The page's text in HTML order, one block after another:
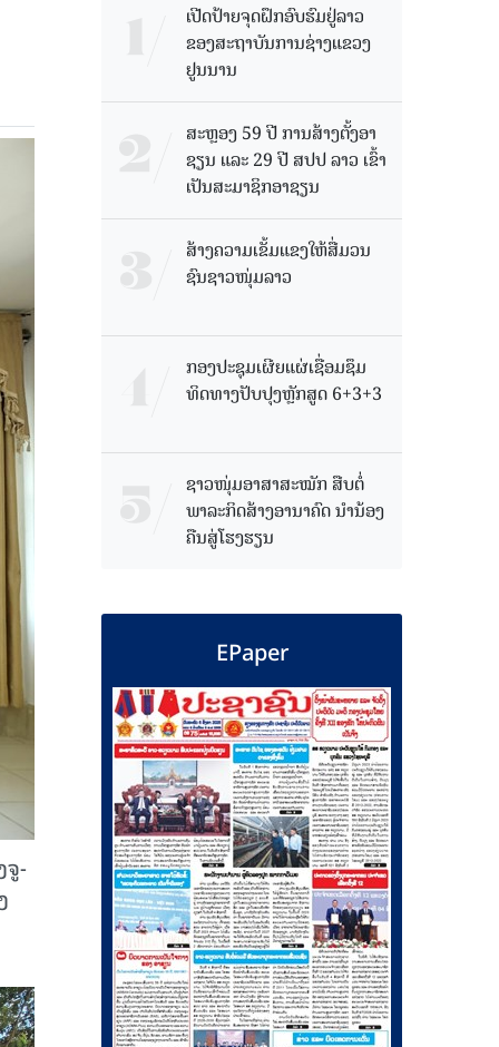
-
ເປີດປ້າຍຈຸດຝຶກອົບຮົມຢູ່ລາວ
ຂອງສະຖາບັນການຊ່າງແຂວງ
ຢູນນານ
ສະຫຼອງ 59 ປີ ການສ້າງຕັ້ງອາ
ຊຽນ ແລະ 29 ປີ ສປປ ລາວ ເຂົ້າ
ເປັນສະມາຊິກອາຊຽນ
ສ້າງຄວາມເຂັ້ມແຂງໃຫ້ສື່ມວນ
ຊົນຊາວໜຸ່ມລາວ
ກອງປະຊຸມເຜີຍແຜ່ເຊື່ອມຊຶມ
ທິດທາງປັບປຸງຫຼັກສູດ 6+3+3
ຊາວໜຸ່ມອາສາສະໝັກ ສືບຕໍ່
ພາລະກິດສ້າງອານາຄົດ ນໍານ້ອງ
ຄືນສູ່ໂຮງຮຽນ
EPaper